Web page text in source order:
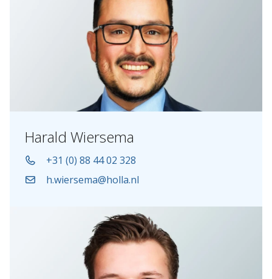
Harald Wiersema
+31 (0) 88 44 02 328
h.wiersema@holla.nl